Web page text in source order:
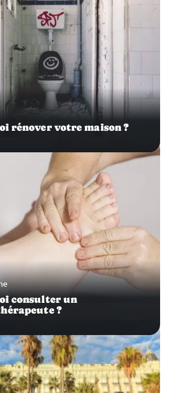
rénover votre maison ?
consulter un
?